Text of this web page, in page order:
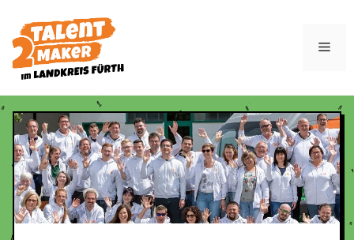
Inhalt
springen